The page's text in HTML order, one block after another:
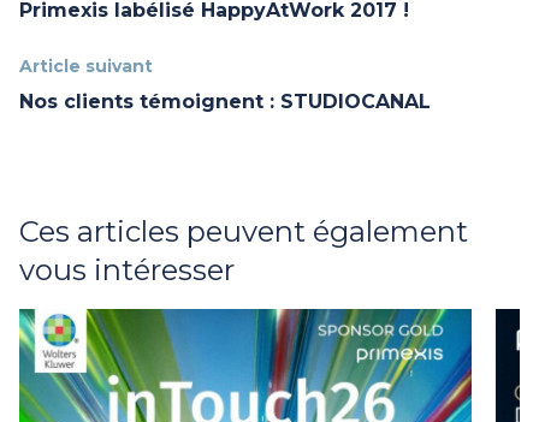
Primexis labélisé HappyAtWork 2017 !
Article suivant
Nos clients témoignent : STUDIOCANAL
Ces articles peuvent également
vous intéresser